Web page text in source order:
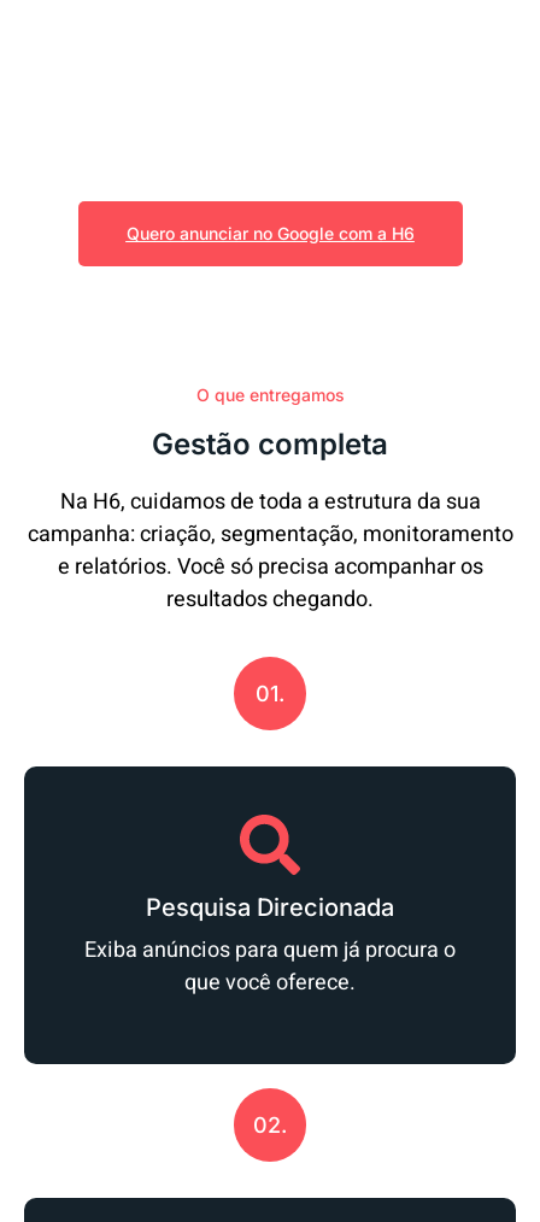
Quero anunciar no Google com a H6
O que entregamos
Gestão completa
Na H6, cuidamos de toda a estrutura da sua
campanha: criação, segmentação, monitoramento
e relatórios. Você só precisa acompanhar os
resultados chegando.
01.
Pesquisa Direcionada
Exiba anúncios para quem já procura o
que você oferece.
02.